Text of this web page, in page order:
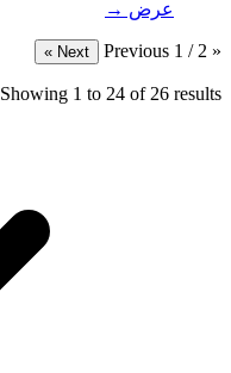
عرض →
« Previous
1 / 2
Next »
Showing 1 to 24 of 26 results